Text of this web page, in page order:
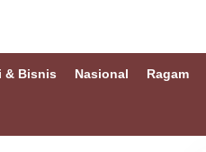
& Bisnis Nasional Ragam